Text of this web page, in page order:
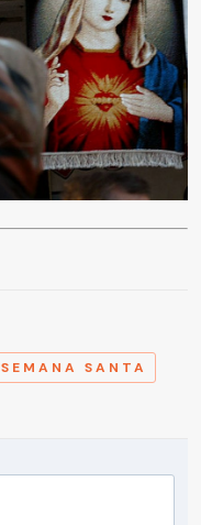
SEMANA SANTA